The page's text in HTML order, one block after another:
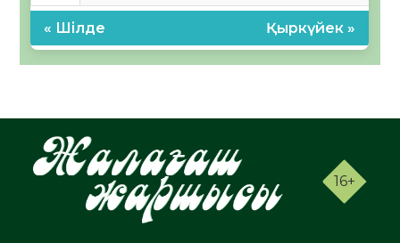
« Шілде Қыркүйек »
16+